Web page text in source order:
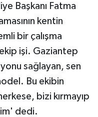
Başkanı Fatma
kentin
bir çalışma
işi. Gaziantep
sağlayan, sen
Bu ekibin
bizi kırmayıp
dedi.